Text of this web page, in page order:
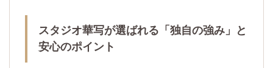
スタジオ華写が選ばれる「独自の強み」と
安心のポイント